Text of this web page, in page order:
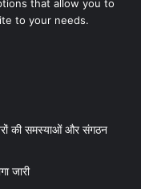
that allow you to
to your needs.
की समस्याओं और संगठन
जारी